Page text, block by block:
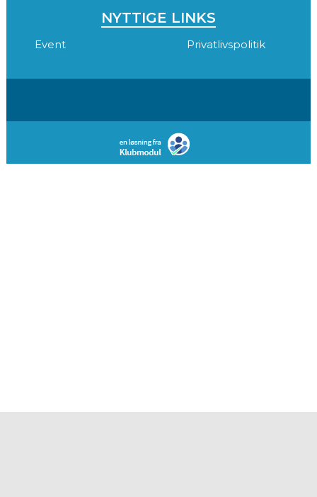
NYTTIGE LINKS
Event Privatlivspolitik